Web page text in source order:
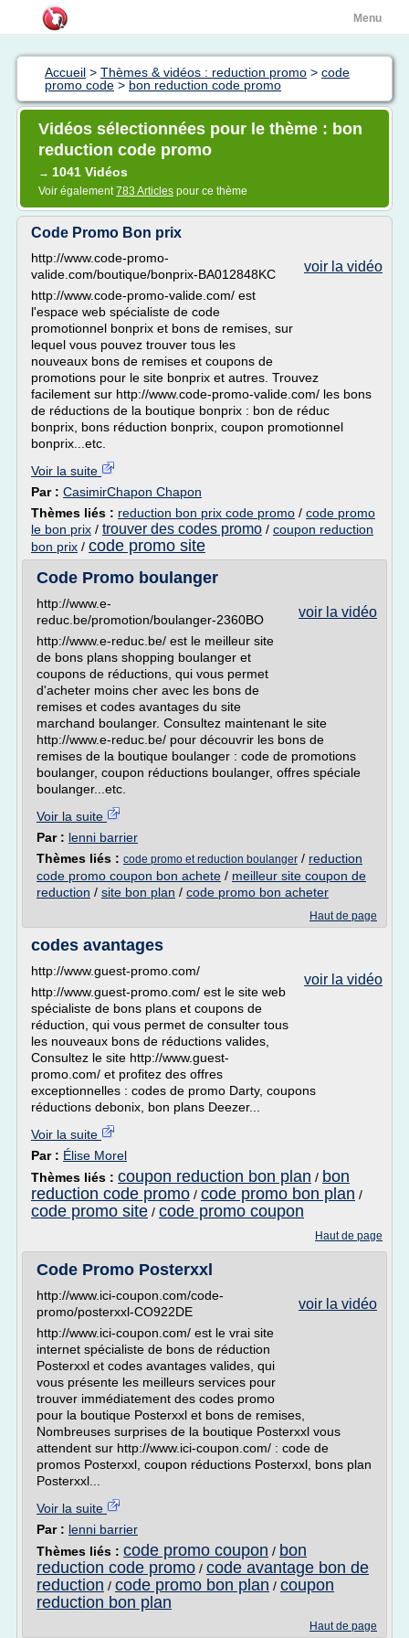
Menu
Accueil > Thèmes & vidéos : reduction promo > code
promo code > bon reduction code promo
Vidéos sélectionnées pour le thème : bon
reduction code promo
→ 1041 Vidéos
Voir également783 Articles pour ce thème
Code Promo Bon prix
voir la vidéo
http://www.code-promo-
valide.com/boutique/bonprix-BA012848KC
http://www.code-promo-valide.com/ est
l'espace web spécialiste de code
promotionnel bonprix et bons de remises, sur
lequel vous pouvez trouver tous les
nouveaux bons de remises et coupons de
promotions pour le site bonprix et autres. Trouvez
facilement sur http://www.code-promo-valide.com/ les bons
de réductions de la boutique bonprix : bon de réduc
bonprix, bons réduction bonprix, coupon promotionnel
bonprix...etc.
Voir la suite
Par : CasimirChapon Chapon
Thèmes liés : reduction bon prix code promo / code promo
le bon prix / trouver des codes promo / coupon reduction
bon prix / code promo site
Code Promo boulanger
voir la vidéo
http://www.e-
reduc.be/promotion/boulanger-2360BO
http://www.e-reduc.be/ est le meilleur site
de bons plans shopping boulanger et
coupons de réductions, qui vous permet
d'acheter moins cher avec les bons de
remises et codes avantages du site
marchand boulanger. Consultez maintenant le site
http://www.e-reduc.be/ pour découvrir les bons de
remises de la boutique boulanger : code de promotions
boulanger, coupon réductions boulanger, offres spéciale
boulanger...etc.
Voir la suite
Par : lenni barrier
Thèmes liés : code promo et reduction boulanger / reduction
code promo coupon bon achete / meilleur site coupon de
reduction / site bon plan / code promo bon acheter
Haut de page
codes avantages
voir la vidéo
http://www.guest-promo.com/
http://www.guest-promo.com/ est le site web
spécialiste de bons plans et coupons de
réduction, qui vous permet de consulter tous
les nouveaux bons de réductions valides,
Consultez le site http://www.guest-
promo.com/ et profitez des offres
exceptionnelles : codes de promo Darty, coupons
réductions debonix, bon plans Deezer...
Voir la suite
Par : Élise Morel
Thèmes liés : coupon reduction bon plan / bon
reduction code promo / code promo bon plan /
code promo site / code promo coupon
Haut de page
Code Promo Posterxxl
voir la vidéo
http://www.ici-coupon.com/code-
promo/posterxxl-CO922DE
http://www.ici-coupon.com/ est le vrai site
internet spécialiste de bons de réduction
Posterxxl et codes avantages valides, qui
vous présente les meilleurs services pour
trouver immédiatement des codes promo
pour la boutique Posterxxl et bons de remises,
Nombreuses surprises de la boutique Posterxxl vous
attendent sur http://www.ici-coupon.com/ : code de
promos Posterxxl, coupon réductions Posterxxl, bons plan
Posterxxl...
Voir la suite
Par : lenni barrier
Thèmes liés : code promo coupon / bon
reduction code promo / code avantage bon de
reduction / code promo bon plan / coupon
reduction bon plan
Haut de page